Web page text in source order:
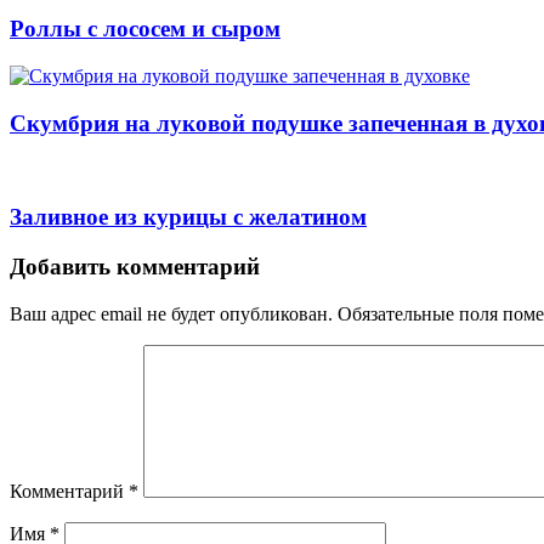
Роллы с лососем и сыром
Скумбрия на луковой подушке запеченная в
Заливное из курицы с желатином
Навигация
Добавить комментарий
Ваш адрес email не будет опубликован. Обязательные поля
Комментарий *
Имя *